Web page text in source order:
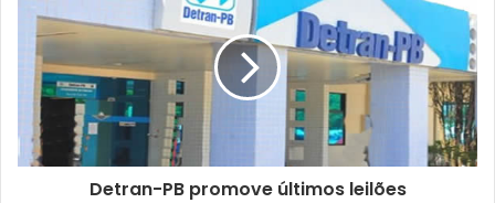
Detran-PB promove últimos leilões